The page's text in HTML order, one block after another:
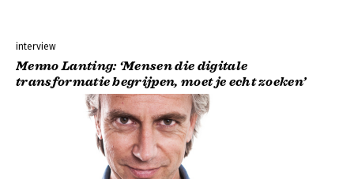
interview
Menno Lanting: ‘Mensen die digitale
transformatie begrijpen, moet je echt zoeken’